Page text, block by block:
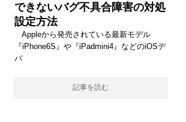
できないバグ不具合障害の対処
設定方法
Appleから発売されている最新モデル
『iPhone6S』や『iPadmini4』などのiOSデ
バ
記事を読む